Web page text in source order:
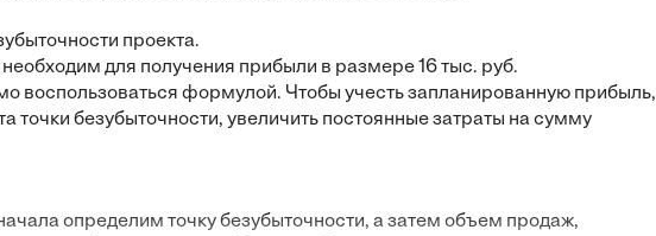
проекта.
для получения прибыли в размере 16 тыс. руб.
воспользоваться формулой. Чтобы учесть запланированную прибыль,
точки безубыточности, увеличить постоянные затраты на сумму
определим точку безубыточности, а затем объем продаж,